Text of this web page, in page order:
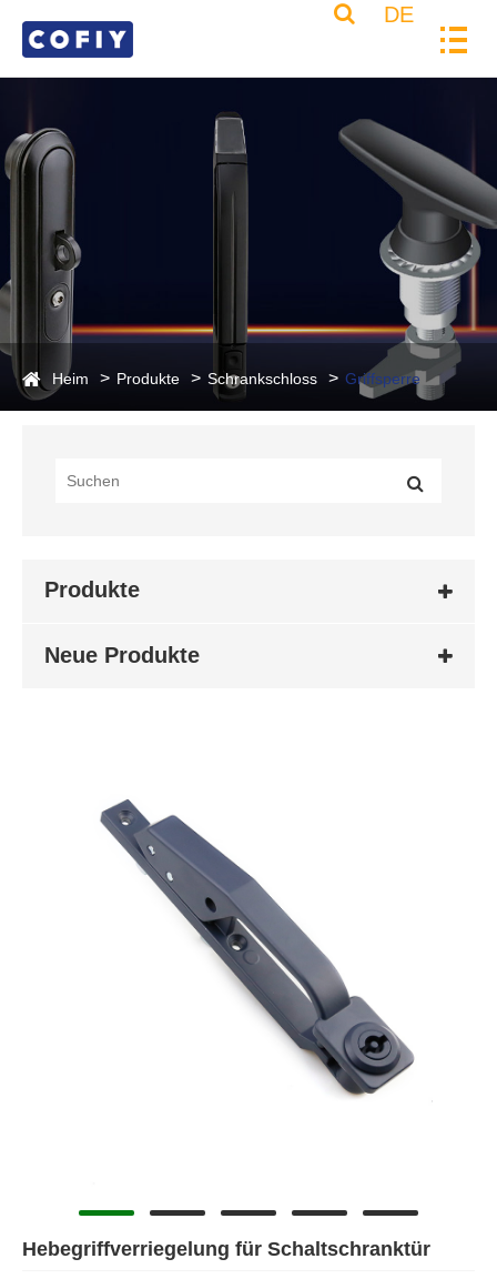
DE
Heim Produkte Schrankschloss Griffsperre
Produkte
Neue Produkte
Hebegriffverriegelung für Schaltschranktür